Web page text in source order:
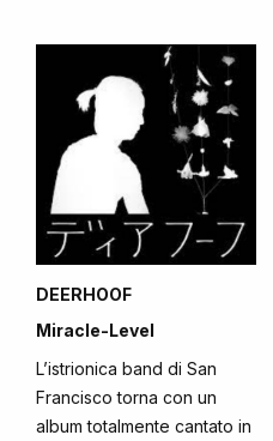
DEERHOOF
Miracle-Level
L’istrionica band di San
Francisco torna con un
album totalmente cantato in